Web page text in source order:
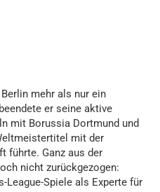
mehr als nur ein
er seine aktive
mit Borussia Dortmund und
mit der
führte. Ganz aus der
nicht zurückgezogen:
League-Spiele als Experte für